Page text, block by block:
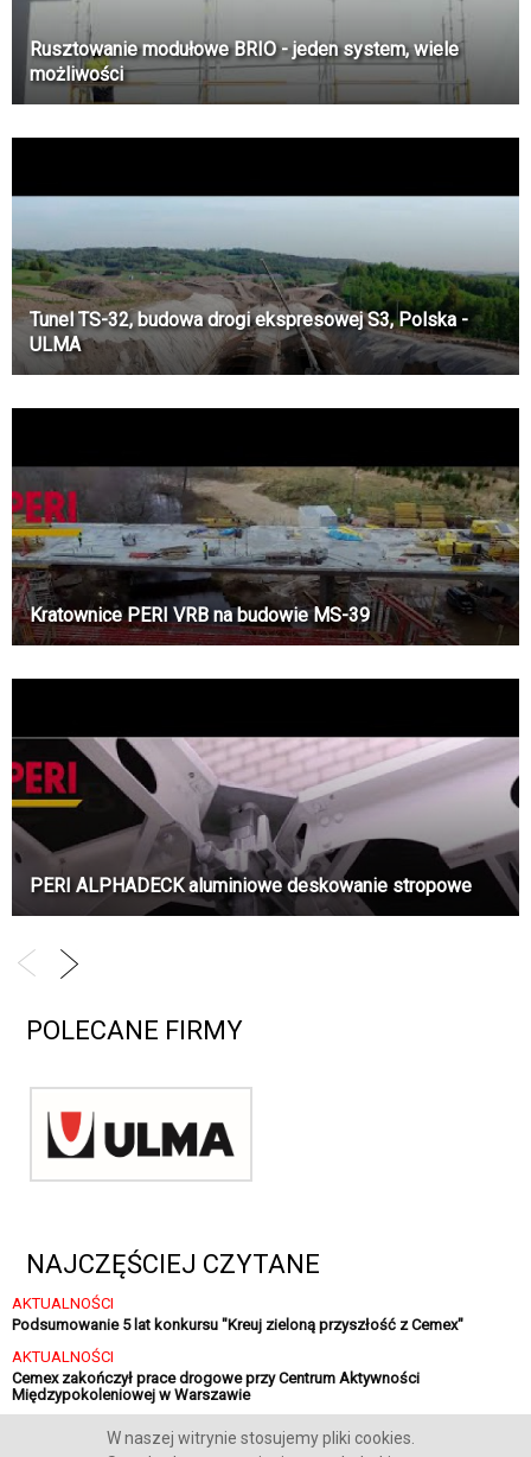
W naszej witrynie stosujemy pliki cookies.
Rusztowanie modułowe BRIO - jeden system, wiele
możliwości
Tunel TS-32, budowa drogi ekspresowej S3, Polska -
ULMA
Kratownice PERI VRB na budowie MS-39
PERI ALPHADECK aluminiowe deskowanie stropowe
POLECANE FIRMY
NAJCZĘŚCIEJ CZYTANE
AKTUALNOŚCI
Podsumowanie 5 lat konkursu "Kreuj zieloną przyszłość z Cemex"
AKTUALNOŚCI
Cemex zakończył prace drogowe przy Centrum Aktywności
Międzypokoleniowej w Warszawie
AKTUALNOŚCI
Sika finalizuje strategiczną inwestycję w Polsce